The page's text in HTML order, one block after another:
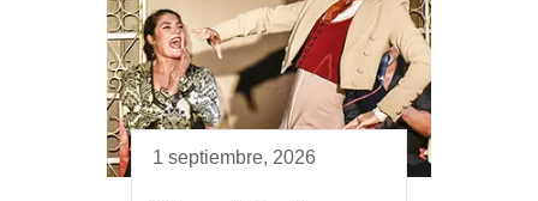
1 septiembre, 2026